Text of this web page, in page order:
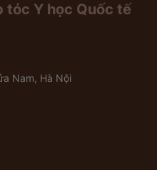
tóc Y học Quốc tế
Nam, Hà Nội